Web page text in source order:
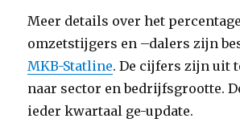
Meer details over het percentage
omzetstijgers en –dalers zijn
MKB-Statline. De cijfers zijn uit
naar sector en bedrijfsgrootte.
ieder kwartaal ge-update.